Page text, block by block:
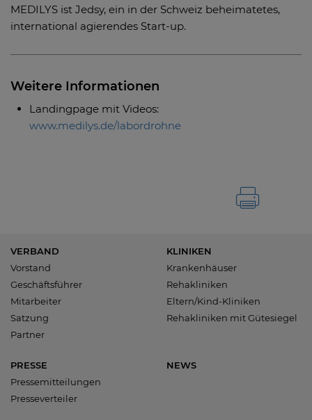
MEDILYS ist Jedsy, ein in der Schweiz beheimatetes,
international agierendes Start-up.
Weitere Informationen
Landingpage mit Videos:
www.medilys.de/labordrohne
VERBAND
Vorstand
Geschäftsführer
Mitarbeiter
Satzung
Partner
KLINIKEN
Krankenhäuser
Rehakliniken
Eltern/Kind-Kliniken
Rehakliniken mit Gütesiegel
PRESSE
Pressemitteilungen
Presseverteiler
NEWS